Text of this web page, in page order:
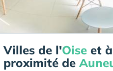
Villes de l'Oise et à
proximité de